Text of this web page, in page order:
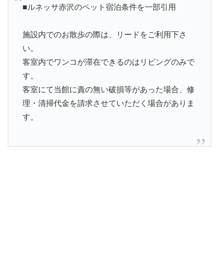
■ルネッサ赤沢のペット宿泊条件を一部引用
施設内でのお散歩の際は、リードをご利用下さ
い。
客室内でワンコが滞在できるのはリビングのみで
す。
客室にて当館に責の無い破損等があった場合、修
理・清掃代金を請求させていただく場合がありま
す。